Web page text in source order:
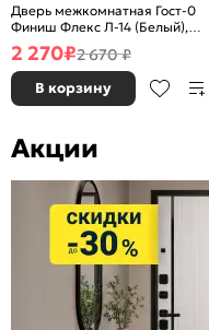
Дверь межкомнатная Гост-0
Финиш Флекс Л-14 (Белый),
глухая, каркасно-щитовая
2 270₽2 670 ₽
В корзину
Акции